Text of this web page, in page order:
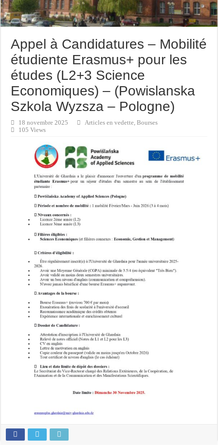
Appel à Candidatures – Mobilité
étudiente Erasmus+ pour les
études (L2+3 Science
Economiques) – (Powislanska
Szkola Wyzsza – Pologne)
18 novembre 2025 Articles en vedette ,Bourses
105 Views